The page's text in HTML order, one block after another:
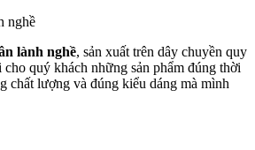
lành nghề, sản xuất trên dây chuyền quy
cho quý khách những sản phẩm đúng thời
chất lượng và đúng kiểu dáng mà mình